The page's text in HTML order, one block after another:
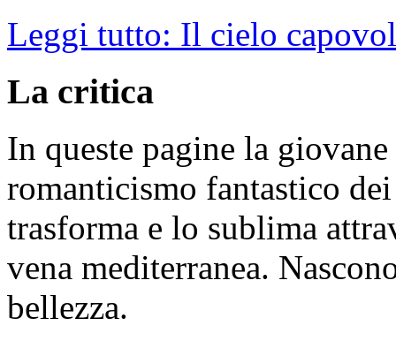
Leggi tutto: Il cielo
La critica
In queste pagine la
romanticismo fantastico
trasforma e lo sublima
vena mediterranea.
bellezza.